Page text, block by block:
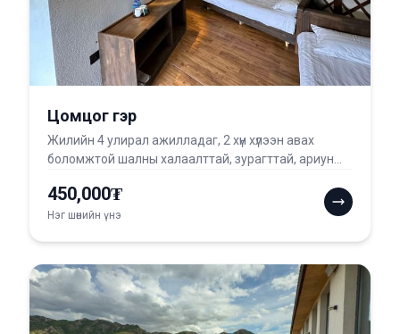
Цомцог гэр
Жилийн 4 улирал ажилладаг, 2 хүн хүлээн авах
боломжтой шалны халаалттай, зурагттай, ариун
450,000₮
Нэг шөнийн үнэ